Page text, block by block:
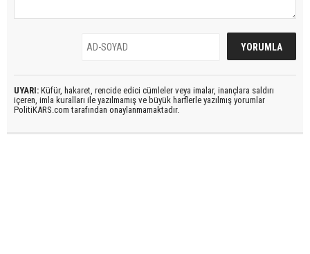
UYARI: Küfür, hakaret, rencide edici cümleler veya imalar, inançlara saldırı
içeren, imla kuralları ile yazılmamış ve büyük harflerle yazılmış yorumlar
PolitiKARS.com tarafından onaylanmamaktadır.